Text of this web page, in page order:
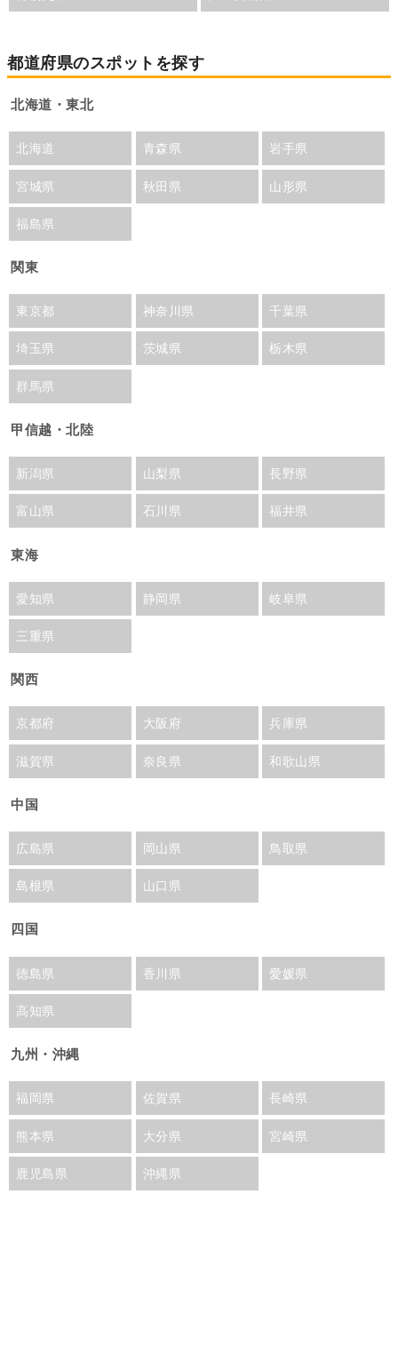
都道府県のスポットを探す
北海道・東北
北海道 青森県 岩手県
宮城県 秋田県 山形県
福島県
関東
東京都 神奈川県 千葉県
埼玉県 茨城県 栃木県
群馬県
甲信越・北陸
新潟県 山梨県 長野県
富山県 石川県 福井県
東海
愛知県 静岡県 岐阜県
三重県
関西
京都府 大阪府 兵庫県
滋賀県 奈良県 和歌山県
中国
広島県 岡山県 鳥取県
島根県 山口県
四国
徳島県 香川県 愛媛県
高知県
九州・沖縄
福岡県 佐賀県 長崎県
熊本県 大分県 宮崎県
鹿児島県 沖縄県